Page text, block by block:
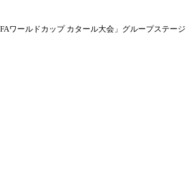
ワールドカップ カタール大会」グループステージ